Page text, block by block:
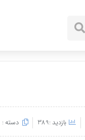
بازدید :389 دسته :